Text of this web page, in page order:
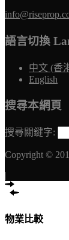
語言切換
中文 (香
English
搜尋本網頁
搜尋關鍵字:
Copyright ©
|
物業比較